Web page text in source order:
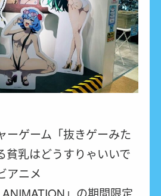
ーゲーム「抜きゲーみた
貧乳はどうすりゃいいで
アニメ